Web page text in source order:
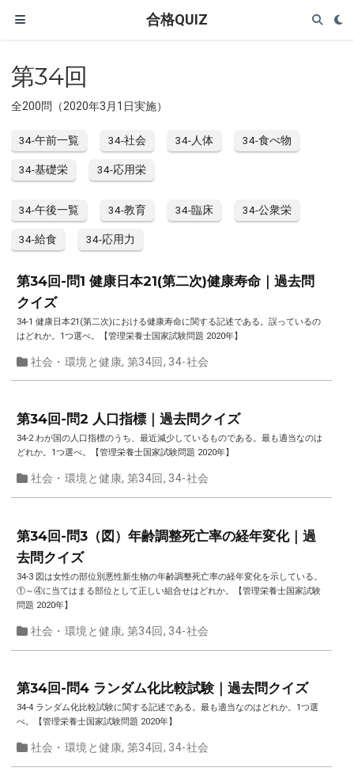
合格QUIZ
第34回
全200問（2020年3月1日実施）
34-午前一覧 34-社会 34-人体 34-食べ物
34-基礎栄 34-応用栄
34-午後一覧 34-教育 34-臨床 34-公衆栄
34-給食 34-応用力
第34回-問1 健康日本21(第二次)健康寿命｜過去問
クイズ
34-1 健康日本21(第二次)における健康寿命に関する記述である。誤っているの
はどれか。1つ選べ。【管理栄養士国家試験問題 2020年】
社会・環境と健康, 第34回, 34-社会
第34回-問2 人口指標｜過去問クイズ
34-2 わが国の人口指標のうち、最近減少しているものである。最も適当なのは
どれか。1つ選べ。【管理栄養士国家試験問題 2020年】
社会・環境と健康, 第34回, 34-社会
第34回-問3（図）年齢調整死亡率の経年変化｜過
去問クイズ
34-3 図は女性の部位別悪性新生物の年齢調整死亡率の経年変化を示している。
①～④に当てはまる部位として正しい組合せはどれか。【管理栄養士国家試験
問題 2020年】
社会・環境と健康, 第34回, 34-社会
第34回-問4 ランダム化比較試験｜過去問クイズ
34-4 ランダム化比較試験に関する記述である。最も適当なのはどれか。1つ選
べ。【管理栄養士国家試験問題 2020年】
社会・環境と健康, 第34回, 34-社会